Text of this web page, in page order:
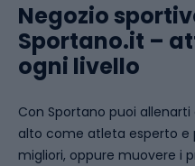
Negozio
Sportano.it –
ogni livello
Con Sportano puoi
alto come atleta esperto e
migliori, oppure muovere i